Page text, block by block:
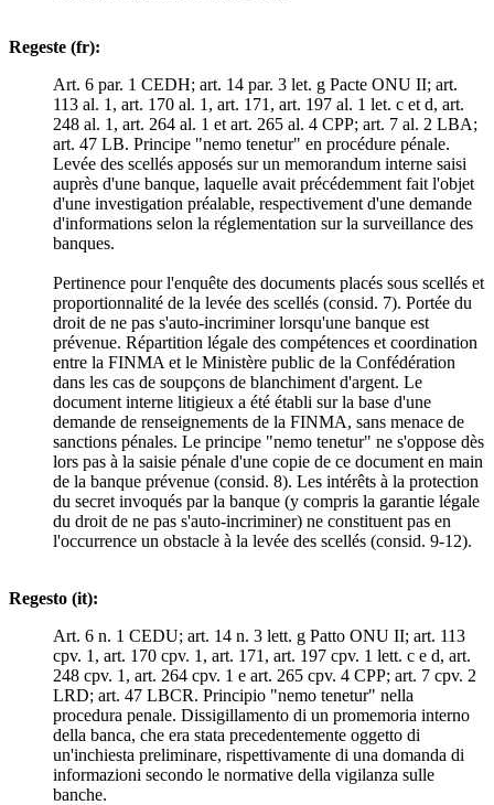
Regeste (fr):
Art. 6 par. 1 CEDH; art. 14 par. 3 let. g Pacte ONU II; art.
113 al. 1, art. 170 al. 1, art. 171, art. 197 al. 1 let. c et d, art.
248 al. 1, art. 264 al. 1 et art. 265 al. 4 CPP; art. 7 al. 2 LBA;
art. 47 LB. Principe "nemo tenetur" en procédure pénale.
Levée des scellés apposés sur un memorandum interne saisi
auprès d'une banque, laquelle avait précédemment fait l'objet
d'une investigation préalable, respectivement d'une demande
d'informations selon la réglementation sur la surveillance des
banques.
Pertinence pour l'enquête des documents placés sous scellés et
proportionnalité de la levée des scellés (consid. 7). Portée du
droit de ne pas s'auto-incriminer lorsqu'une banque est
prévenue. Répartition légale des compétences et coordination
entre la FINMA et le Ministère public de la Confédération
dans les cas de soupçons de blanchiment d'argent. Le
document interne litigieux a été établi sur la base d'une
demande de renseignements de la FINMA, sans menace de
sanctions pénales. Le principe "nemo tenetur" ne s'oppose dès
lors pas à la saisie pénale d'une copie de ce document en main
de la banque prévenue (consid. 8). Les intérêts à la protection
du secret invoqués par la banque (y compris la garantie légale
du droit de ne pas s'auto-incriminer) ne constituent pas en
l'occurrence un obstacle à la levée des scellés (consid. 9-12).
Regesto (it):
Art. 6 n. 1 CEDU; art. 14 n. 3 lett. g Patto ONU II; art. 113
cpv. 1, art. 170 cpv. 1, art. 171, art. 197 cpv. 1 lett. c e d, art.
248 cpv. 1, art. 264 cpv. 1 e art. 265 cpv. 4 CPP; art. 7 cpv. 2
LRD; art. 47 LBCR. Principio "nemo tenetur" nella
procedura penale. Dissigillamento di un promemoria interno
della banca, che era stata precedentemente oggetto di
un'inchiesta preliminare, rispettivamente di una domanda di
informazioni secondo le normative della vigilanza sulle
banche.